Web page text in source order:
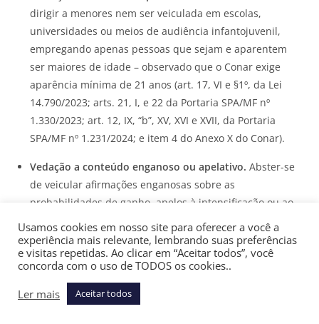
dirigir a menores nem ser veiculada em escolas,
universidades ou meios de audiência infantojuvenil,
empregando apenas pessoas que sejam e aparentem
ser maiores de idade – observado que o Conar exige
aparência mínima de 21 anos (art. 17, VI e §1º, da Lei
14.790/2023; arts. 21, I, e 22 da Portaria SPA/MF nº
1.330/2023; art. 12, IX, “b”, XV, XVI e XVII, da Portaria
SPA/MF nº 1.231/2024; e item 4 do Anexo X do Conar).
Vedação a conteúdo enganoso ou apelativo. Abster-se
de veicular afirmações enganosas sobre as
probabilidades de ganho, apelos à intensificação ou ao
exagero na prática de apostas e chamadas à ação que
sugiram aposta imediata (art. 17, II, da Lei 14.790/2023;
art. 21, III e VI, da Portaria SPA/MF 1.330/2023; art. 12, III,
IV e X, da Portaria SPA/MF 1.231/2024; e item 3 do Anexo
X do Conar).
Usamos cookies em nosso site para oferecer a você a
experiência mais relevante, lembrando suas preferências
e visitas repetidas. Ao clicar em “Aceitar todos”, você
concorda com o uso de TODOS os cookies..
Ler mais
Aceitar todos